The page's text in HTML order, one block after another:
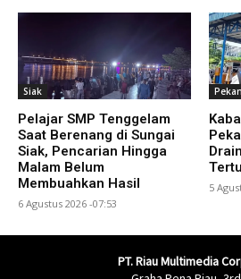
Siak
Pelajar SMP Tenggelam
Saat Berenang di Sungai
Siak, Pencarian Hingga
Malam Belum
Membuahkan Hasil
6 Agustus 2026 -07:53
5
PT. Riau Multimedia